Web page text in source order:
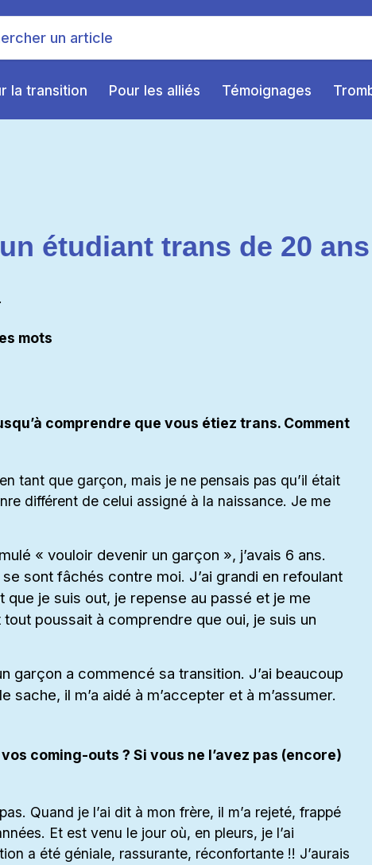
la transition Pour les alliés Témoignages
étudiant trans de 20 ans
mots
comprendre que vous étiez trans. Comment
tant que garçon, mais je ne pensais pas qu’il était
différent de celui assigné à la naissance. Je me
« vouloir devenir un garçon », j’avais 6 ans.
sont fâchés contre moi. J’ai grandi en refoulant
que je suis out, je repense au passé et je me
poussait à comprendre que oui, je suis un
garçon a commencé sa transition. J’ai beaucoup
sache, il m’a aidé à m’accepter et à m’assumer.
coming-outs ? Si vous ne l’avez pas (encore)
Quand je l’ai dit à mon frère, il m’a rejeté, frappé
Et est venu le jour où, en pleurs, je l’ai
a été géniale, rassurante, réconfortante !! J’aurais